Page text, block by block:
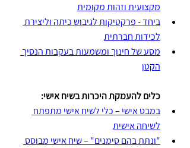
מקצועית וזהות מקומית
ביחד - פרקטיקות לגיבוש כיתה וליצירת
לכידות חברתית
מסע של חינוך ומשמעות בעקבות הנסיך
הקטן
כלים להעמקת היכרות בשיח אישי:
במבט אישי – כלי לשיח אישי מתפתח
לשיחה אישית
"ונתת בהם סימנים" – שיח אישי מבוסס